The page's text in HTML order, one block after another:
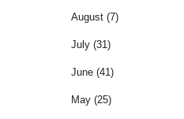
August (7)
July (31)
June (41)
May (25)